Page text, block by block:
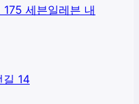
세븐일레븐 내
길 14